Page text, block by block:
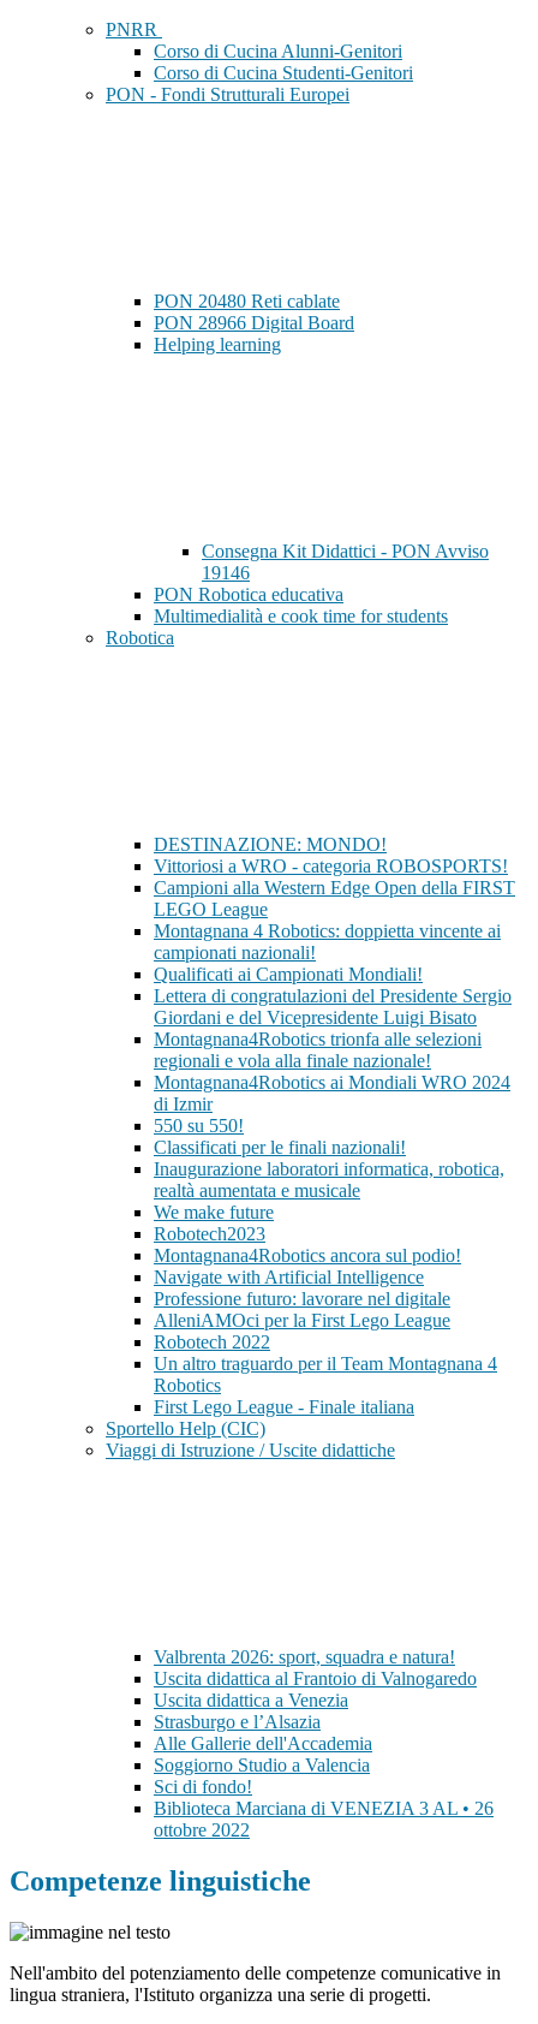
PNRR
Corso di Cucina Alunni-Genitori
Corso di Cucina Studenti-Genitori
PON - Fondi Strutturali Europei
PON 20480 Reti cablate
PON 28966 Digital Board
Helping learning
Consegna Kit Didattici - PON Avviso
19146
PON Robotica educativa
Multimedialità e cook time for students
Robotica
DESTINAZIONE: MONDO!
Vittoriosi a WRO - categoria ROBOSPORTS!
Campioni alla Western Edge Open della FIRST
LEGO League
Montagnana 4 Robotics: doppietta vincente ai
campionati nazionali!
Qualificati ai Campionati Mondiali!
Lettera di congratulazioni del Presidente Sergio
Giordani e del Vicepresidente Luigi Bisato
Montagnana4Robotics trionfa alle selezioni
regionali e vola alla finale nazionale!
Montagnana4Robotics ai Mondiali WRO 2024
di Izmir
550 su 550!
Classificati per le finali nazionali!
Inaugurazione laboratori informatica, robotica,
realtà aumentata e musicale
We make future
Robotech2023
Montagnana4Robotics ancora sul podio!
Navigate with Artificial Intelligence
Professione futuro: lavorare nel digitale
AlleniAMOci per la First Lego League
Robotech 2022
Un altro traguardo per il Team Montagnana 4
Robotics
First Lego League - Finale italiana
Sportello Help (CIC)
Viaggi di Istruzione / Uscite didattiche
Valbrenta 2026: sport, squadra e natura!
Uscita didattica al Frantoio di Valnogaredo
Uscita didattica a Venezia
Strasburgo e l’Alsazia
Alle Gallerie dell'Accademia
Soggiorno Studio a Valencia
Sci di fondo!
Biblioteca Marciana di VENEZIA 3 AL • 26
ottobre 2022
Competenze linguistiche
Nell'ambito del potenziamento delle competenze comunicative in
lingua straniera, l'Istituto organizza una serie di progetti.